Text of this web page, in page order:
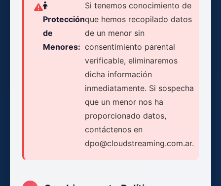
Protección
de
Menores:
Si tenemos conocimiento de
que hemos recopilado datos
de un menor sin
consentimiento parental
verificable, eliminaremos
dicha información
inmediatamente. Si sospecha
que un menor nos ha
proporcionado datos,
contáctenos en
dpo@cloudstreaming.com.ar.